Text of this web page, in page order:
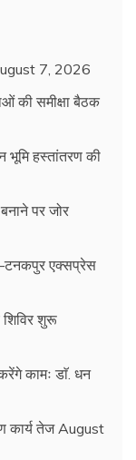
7, 2026
की समीक्षा बैठक
भूमि हस्तांतरण की
पर जोर
एक्सप्रेस
शिविर शुरू
कामः डाॅ. धन
कार्य तेज August